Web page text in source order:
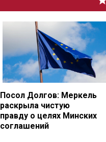
Посол Долгов: Меркель
раскрыла чистую
правду о целях Минских
соглашений